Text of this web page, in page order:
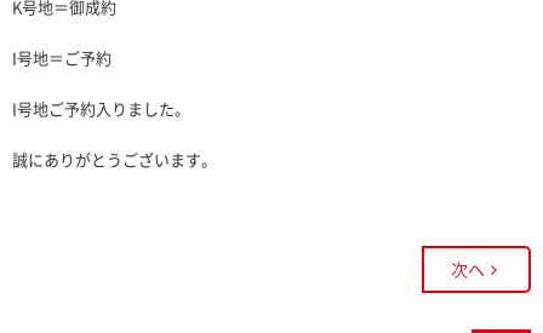
K号地＝御成約
I号地＝ご予約
I号地ご予約入りました。
誠にありがとうございます。
次へ